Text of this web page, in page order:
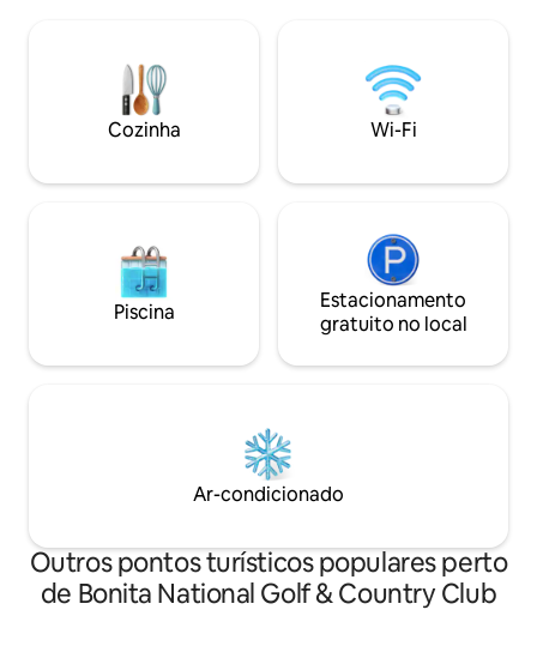
Perto da I-75 e a uma curta distância a pé
de um shopping, restaurantes e a uma
curta distância de carro das belas praias
de Nápoles! Desculpe, não são
Cozinha Wi-Fi
Piscina
Estacionamento
gratuito no local
Ar-condicionado
Outros pontos turísticos populares perto
de Bonita National Golf & Country Club